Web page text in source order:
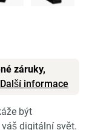
záruky,
Další informace
být
digitální svět.